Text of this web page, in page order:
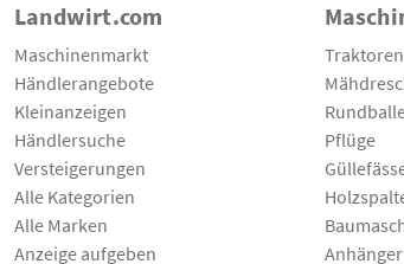
Landwirt.com
Maschinenmarkt
Händlerangebote
Kleinanzeigen
Händlersuche
Versteigerungen
Alle Kategorien
Alle Marken
Anzeige aufgeben
Traktoren
Pflüge
Anhänger